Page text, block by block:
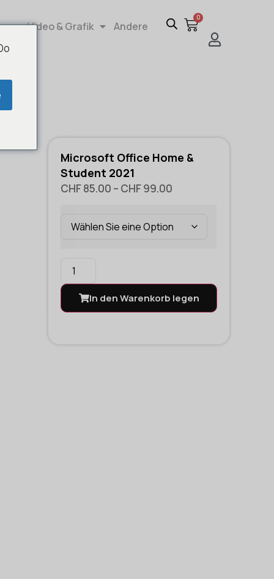
Video & Grafik Andere
0
Microsoft Office Home &
Student 2021
CHF85.00 – CHF99.00
In den Warenkorb legen